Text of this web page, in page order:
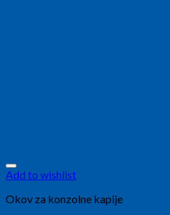
Add to wishlist
Okov za konzolne kapije